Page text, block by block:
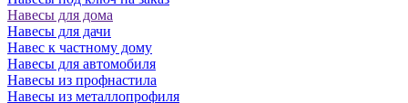
Навесы для дома
Навесы для дачи
Навес к частному дому
Навесы для автомобиля
Навесы из профнастила
Навесы из металлопрофиля